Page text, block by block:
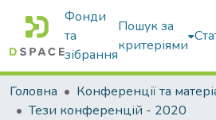
Фонди
та
зібрання
Пошук за
критеріями
Головна
Тези конференцій - 2020